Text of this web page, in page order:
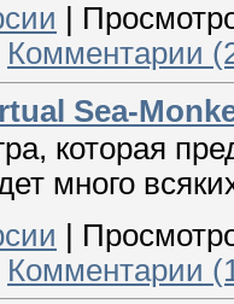
Комментарии
Sea-
которая
много
Комментарии